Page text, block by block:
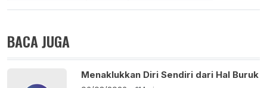
BACA JUGA
Menaklukkan Diri Sendiri dari Hal Buruk